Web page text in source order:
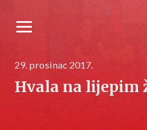
29. prosinac 2017.
Hvala na lijepim